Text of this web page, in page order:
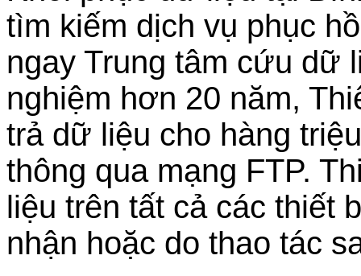
tìm kiếm dịch vụ phục
ngay Trung tâm cứu dữ
nghiệm hơn 20 năm,
trả dữ liệu cho hàng
thông qua mạng FTP.
liệu trên tất cả các thiết
nhận hoặc do thao tác